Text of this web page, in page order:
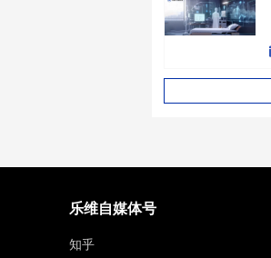
乐维自媒体号
知乎